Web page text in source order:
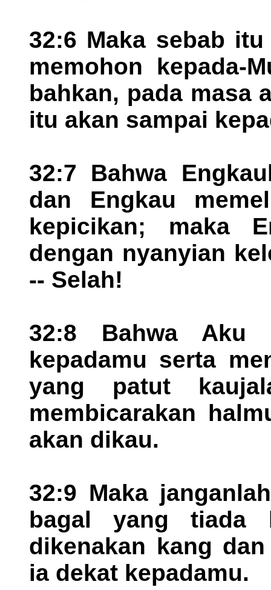
32:6 Maka sebab
memohon kepada-
bahkan, pada masa
itu akan sampai
32:7 Bahwa
dan Engkau
kepicikan; maka
dengan nyanyian
-- Selah!
32:8 Bahwa Aku
kepadamu serta
yang patut
membicarakan
akan dikau.
32:9 Maka
bagal yang tiada
dikenakan kang
ia dekat kepadamu.